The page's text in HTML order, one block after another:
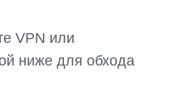
VPN или
ниже для обхода